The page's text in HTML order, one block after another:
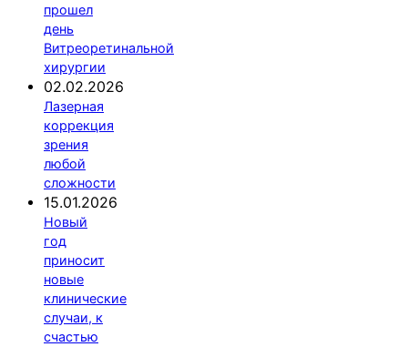
прошел
день
Витреоретинальной
хирургии
02.02.2026
Лазерная
коррекция
зрения
любой
сложности
15.01.2026
Новый
год
приносит
новые
клинические
случаи, к
счастью